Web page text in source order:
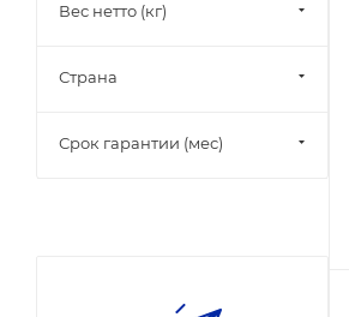
Вес нетто (кг)
Страна
Срок гарантии (мес)